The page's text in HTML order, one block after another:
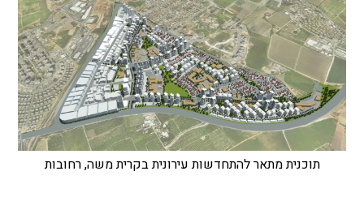
תוכנית מתאר להתחדשות עירונית בקרית משה, רחובות